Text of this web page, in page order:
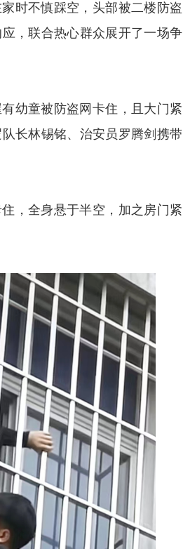
时不慎踩空，头部被二楼防盗
，联合热心群众展开了一场争
幼童被防盗网卡住，且大门紧
长林锡铭、治安员罗腾剑携带
，全身悬于半空，加之房门紧